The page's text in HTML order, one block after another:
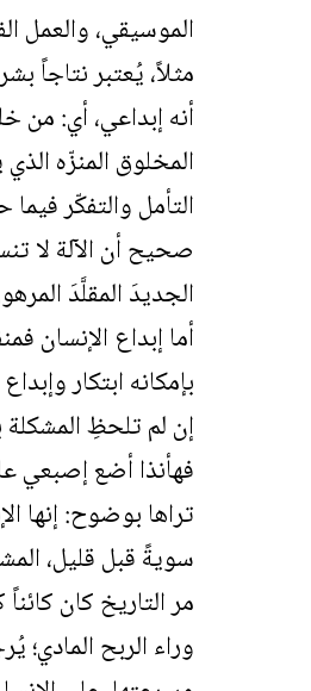
الموسيقي، والعمل
مثلاً، يُعتبر نتاجاً
أنه إبداعي، أي: من
المخلوق المنزّه
التأمل والتفكّر فيما
صحيح أن الآلة لا
الجديدَ المقلَّدَ
أما إبداع الإنسان
بإمكانه ابتكار
إن لم تلحظِ المشكلة
فهأنذا أضع إصبعي
تراها بوضوح: إنها
سويةً قبل قليل،
مر التاريخ كان
وراء الربح المادي؛